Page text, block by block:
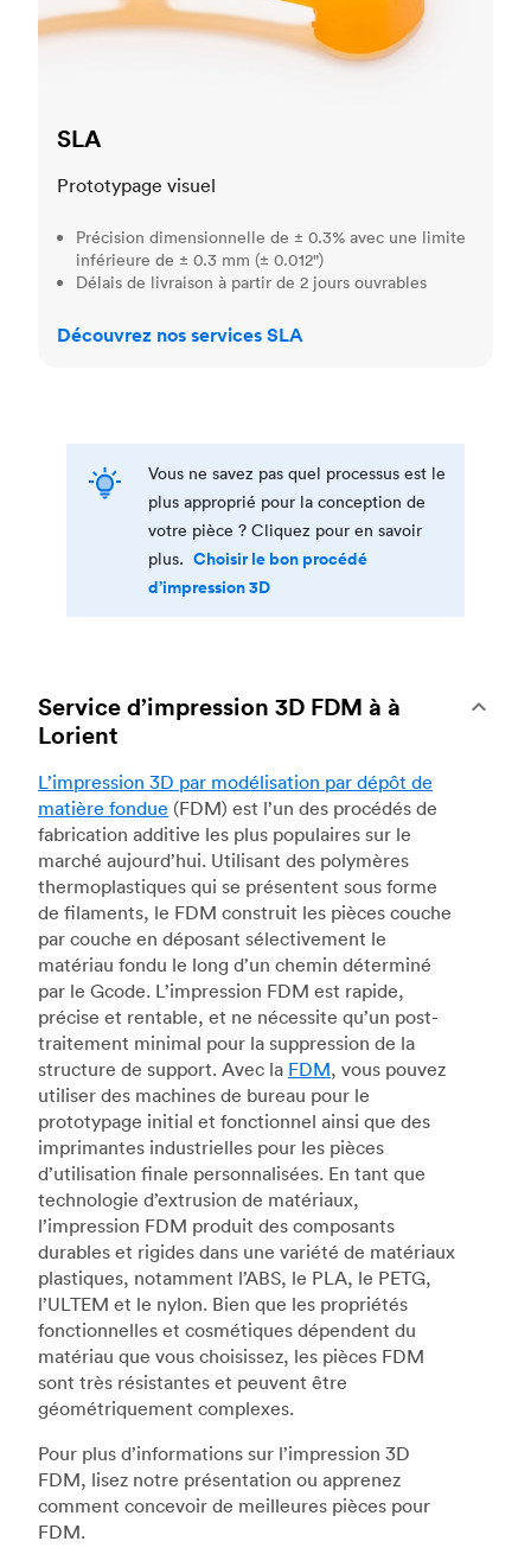
SLA
Prototypage visuel
Précision dimensionnelle de ± 0.3% avec une limite
inférieure de ± 0.3 mm (± 0.012")
Délais de livraison à partir de 2 jours ouvrables
Découvrez nos services SLA
Vous ne savez pas quel processus est le
plus approprié pour la conception de
votre pièce ? Cliquez pour en savoir
plus. Choisir le bon procédé
d’impression 3D
Service d’impression 3D FDM à à
Lorient
L’impression 3D par modélisation par dépôt de
matière fondue (FDM) est l’un des procédés de
fabrication additive les plus populaires sur le
marché aujourd’hui. Utilisant des polymères
thermoplastiques qui se présentent sous forme
de filaments, le FDM construit les pièces couche
par couche en déposant sélectivement le
matériau fondu le long d’un chemin déterminé
par le Gcode. L’impression FDM est rapide,
précise et rentable, et ne nécessite qu’un post-
traitement minimal pour la suppression de la
structure de support. Avec la FDM, vous pouvez
utiliser des machines de bureau pour le
prototypage initial et fonctionnel ainsi que des
imprimantes industrielles pour les pièces
d’utilisation finale personnalisées. En tant que
technologie d’extrusion de matériaux,
l’impression FDM produit des composants
durables et rigides dans une variété de matériaux
plastiques, notamment l’ABS, le PLA, le PETG,
l’ULTEM et le nylon. Bien que les propriétés
fonctionnelles et cosmétiques dépendent du
matériau que vous choisissez, les pièces FDM
sont très résistantes et peuvent être
géométriquement complexes.
Pour plus d’informations sur l’impression 3D
FDM, lisez notre présentation ou apprenez
comment concevoir de meilleures pièces pour
FDM.